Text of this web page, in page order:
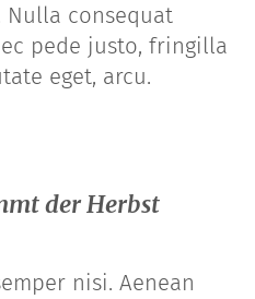
Nulla consequat
pede justo, fringilla
eget, arcu.
der Herbst
nisi. Aenean